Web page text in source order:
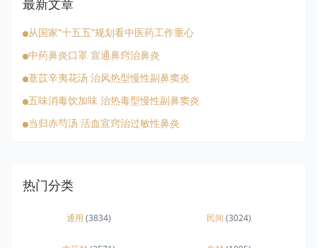
最新文章
从国家“十五五”规划看中医药工作重心
中药鼻炎口罩 宣通鼻窍治鼻炎
薏苡辛夷花汤 治风热型慢性副鼻窦炎
五味消毒饮加味 治热毒型慢性副鼻窦炎
当归赤芍汤 活血宣窍治过敏性鼻炎
热门分类
通用 (3834) 民间 (3024)